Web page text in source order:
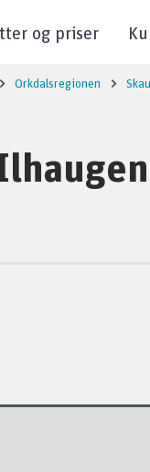
og priser
Orkdalsregionen